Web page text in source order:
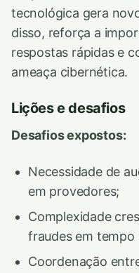
tecnológica gera
disso, reforça a
respostas rápidas e
ameaça cibernética.
Lições e desafios
Desafios expostos:
Necessidade de
em provedores;
Complexidade
fraudes em tempo
Coordenação